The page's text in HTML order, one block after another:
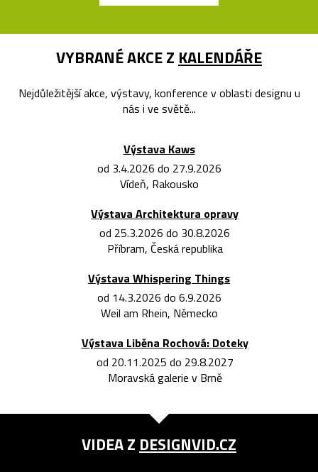
VYBRANÉ AKCE Z KALENDÁŘE
Nejdůležitější akce, výstavy, konference v oblasti designu u
nás i ve světě...
Výstava Kaws
od 3.4.2026 do 27.9.2026
Vídeň, Rakousko
Výstava Architektura opravy
od 25.3.2026 do 30.8.2026
Příbram, Česká republika
Výstava Whispering Things
od 14.3.2026 do 6.9.2026
Weil am Rhein, Německo
Výstava Liběna Rochová: Doteky
od 20.11.2025 do 29.8.2027
Moravská galerie v Brně
VIDEA Z DESIGNVID.CZ